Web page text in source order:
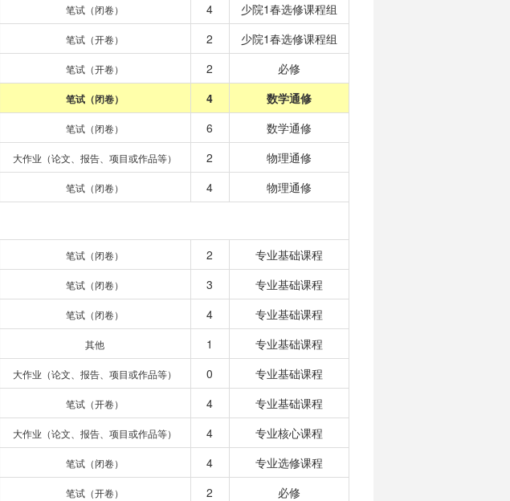
笔试（闭卷） 4
少院1春选修课程组
笔试（开卷） 2
少院1春选修课程组
笔试（开卷） 2
必修
笔试（闭卷） 4
数学通修
笔试（闭卷） 6
数学通修
大作业（论文、报告、项目或作品等） 2
物理通修
笔试（闭卷） 4 物理通修
笔试（闭卷） 2
专业基础课程
笔试（闭卷） 3
专业基础课程
笔试（闭卷） 4
专业基础课程
其他 1
专业基础课程
大作业（论文、报告、项目或作品等） 0
专业基础课程
笔试（开卷） 4
专业基础课程
大作业（论文、报告、项目或作品等） 4
专业核心课程
笔试（闭卷） 4
专业选修课程
笔试（开卷） 2 必修